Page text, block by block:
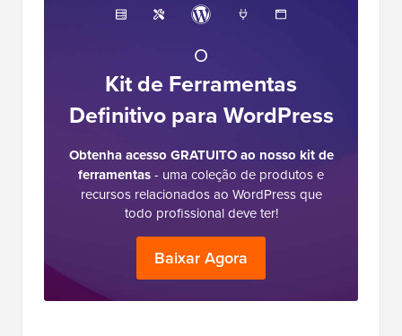
O
Kit de Ferramentas
Definitivo para WordPress
Obtenha acesso GRATUITO ao nosso kit de
ferramentas- uma coleção de produtos e
recursos relacionados ao WordPress que
todo profissional deve ter!
Baixar Agora